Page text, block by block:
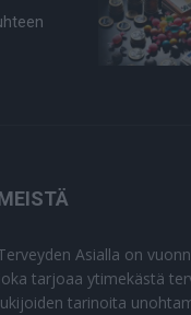
Asialla on
joka tarjoaa ytimekästä
tarinoita